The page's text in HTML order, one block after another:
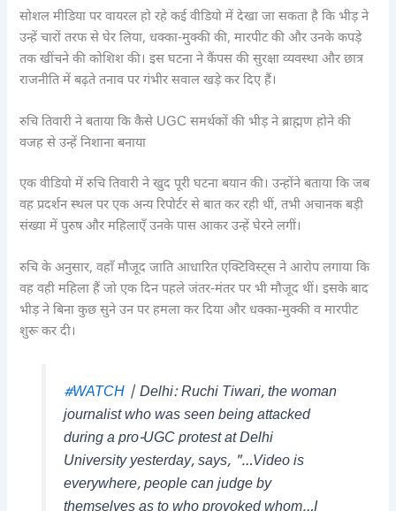
सोशल मीडिया पर वायरल हो रहे कई वीडियो में देखा जा सकता है कि भीड़ ने
उन्हें चारों तरफ से घेर लिया, धक्का-मुक्की की, मारपीट की और उनके कपड़े
तक खींचने की कोशिश की। इस घटना ने कैंपस की सुरक्षा व्यवस्था और छात्र
राजनीति में बढ़ते तनाव पर गंभीर सवाल खड़े कर दिए हैं।
रुचि तिवारी ने बताया कि कैसे UGC समर्थकों की भीड़ ने ब्राह्मण होने की
वजह से उन्हें निशाना बनाया
एक वीडियो में रुचि तिवारी ने खुद पूरी घटना बयान की। उन्होंने बताया कि जब
वह प्रदर्शन स्थल पर एक अन्य रिपोर्टर से बात कर रही थीं, तभी अचानक बड़ी
संख्या में पुरुष और महिलाएँ उनके पास आकर उन्हें घेरने लगीं।
रुचि के अनुसार, वहाँ मौजूद जाति आधारित एक्टिविस्ट्स ने आरोप लगाया कि
वह वही महिला हैं जो एक दिन पहले जंतर-मंतर पर भी मौजूद थीं। इसके बाद
भीड़ ने बिना कुछ सुने उन पर हमला कर दिया और धक्का-मुक्की व मारपीट
शुरू कर दी।
#WATCH| Delhi: Ruchi Tiwari, the woman
journalist who was seen being attacked
during a pro-UGC protest at Delhi
University yesterday, says, "…Video is
everywhere, people can judge by